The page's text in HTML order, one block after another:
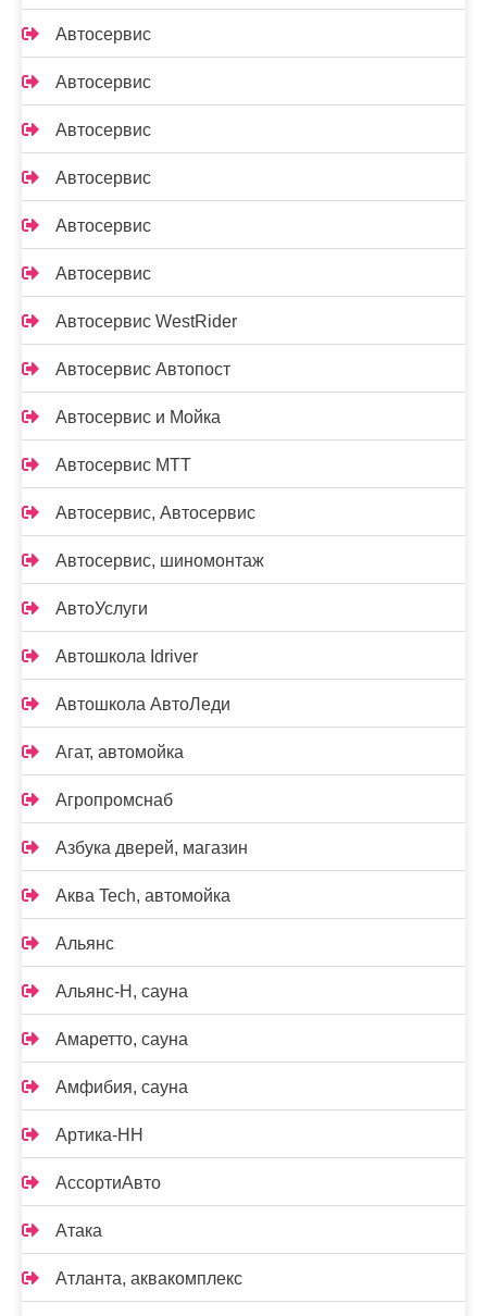
Автосервис
Автосервис
Автосервис
Автосервис
Автосервис
Автосервис
Автосервис WestRider
Автосервис Автопост
Автосервис и Мойка
Автосервис МТТ
Автосервис, Автосервис
Автосервис, шиномонтаж
АвтоУслуги
Автошкола Idriver
Автошкола АвтоЛеди
Агат, автомойка
Агропромснаб
Азбука дверей, магазин
Аква Tech, автомойка
Альянс
Альянс-Н, сауна
Амаретто, сауна
Амфибия, сауна
Артика-НН
АссортиАвто
Атака
Атланта, аквакомплекс